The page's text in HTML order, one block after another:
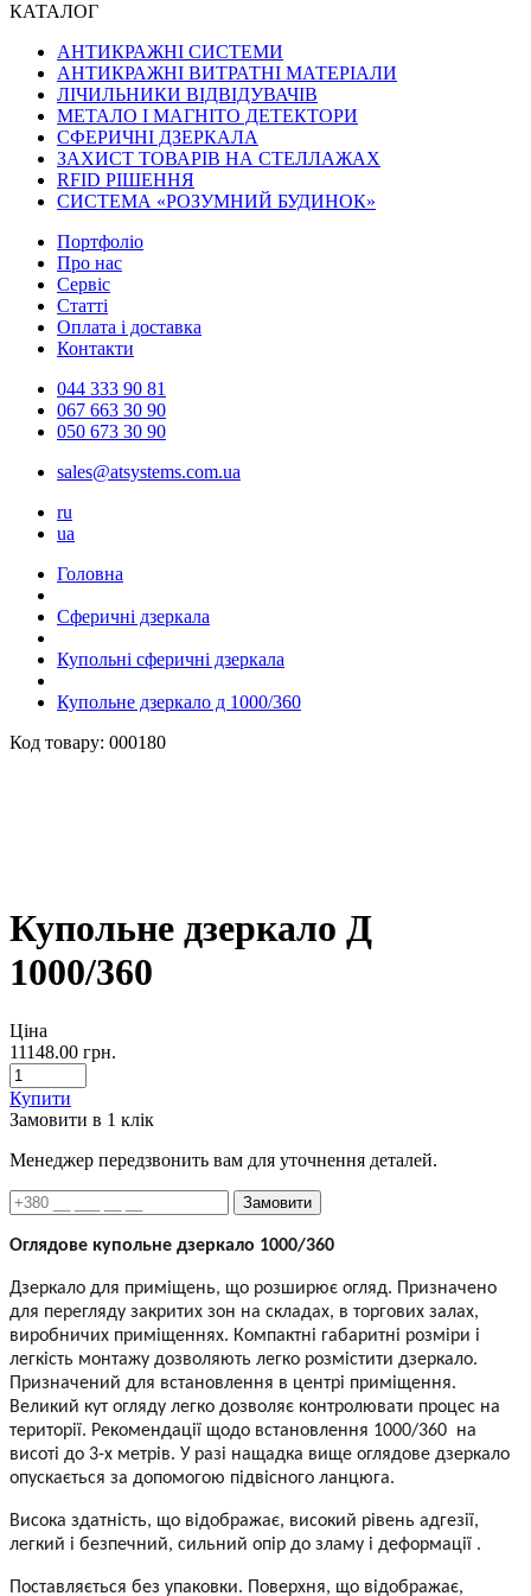
КАТАЛОГ
АНТИКРАЖНІ СИСТЕМИ
АНТИКРАЖНІ ВИТРАТНІ МАТЕРІАЛИ
ЛІЧИЛЬНИКИ ВІДВІДУВАЧІВ
МЕТАЛО І МАГНІТО ДЕТЕКТОРИ
СФЕРИЧНІ ДЗЕРКАЛА
ЗАХИСТ ТОВАРІВ НА СТЕЛЛАЖАХ
RFID РІШЕННЯ
СИСТЕМА «РОЗУМНИЙ БУДИНОК»
Портфоліо
Про нас
Сервіс
Статті
Оплата і доставка
Контакти
044 333 90 81
067 663 30 90
050 673 30 90
sales@atsystems.com.ua
ru
ua
Головна
Сферичні дзеркала
Купольні сферичні дзеркала
Купольне дзеркало д 1000/360
Код товару: 000180
Купольне дзеркало Д
1000/360
Ціна
11148.00 грн.
Купити
Замовити в 1 клік
Менеджер передзвонить вам для уточнення деталей.
Замовити
Оглядове купольне дзеркало 1000/360
Дзеркало для приміщень, що розширює огляд. Призначено
для перегляду закритих зон на складах, в торгових залах,
виробничих приміщеннях. Компактні габаритні розміри і
легкість монтажу дозволяють легко розмістити дзеркало.
Призначений для встановлення в центрі приміщення.
Великий кут огляду легко дозволяє контролювати процес на
території. Рекомендації щодо встановлення 1000/360 на
висоті до 3-х метрів. У разі нащадка вище оглядове дзеркало
опускається за допомогою підвісного ланцюга.
Висока здатність, що відображає, високий рівень адгезії,
легкий і безпечний, сильний опір до зламу і деформації .
Поставляється без упаковки. Поверхня, що відображає,